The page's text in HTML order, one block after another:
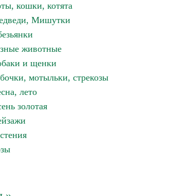
кошки, котята
Мишутки
животные
и щенки
мотыльки, стрекозы
лето
золотая